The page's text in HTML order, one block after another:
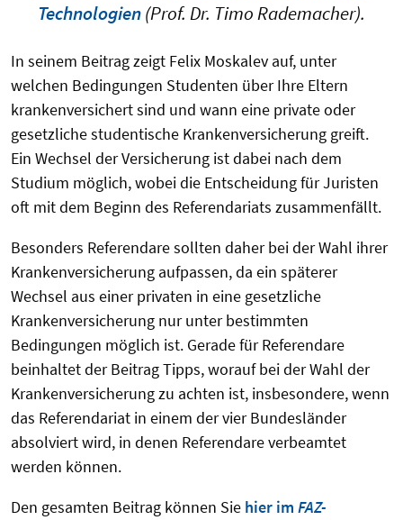
Technologien(Prof. Dr. Timo Rademacher).
In seinem Beitrag zeigt Felix Moskalev auf, unter
welchen Bedingungen Studenten über Ihre Eltern
krankenversichert sind und wann eine private oder
gesetzliche studentische Krankenversicherung greift.
Ein Wechsel der Versicherung ist dabei nach dem
Studium möglich, wobei die Entscheidung für Juristen
oft mit dem Beginn des Referendariats zusammenfällt.
Besonders Referendare sollten daher bei der Wahl ihrer
Krankenversicherung aufpassen, da ein späterer
Wechsel aus einer privaten in eine gesetzliche
Krankenversicherung nur unter bestimmten
Bedingungen möglich ist. Gerade für Referendare
beinhaltet der Beitrag Tipps, worauf bei der Wahl der
Krankenversicherung zu achten ist, insbesondere, wenn
das Referendariat in einem der vier Bundesländer
absolviert wird, in denen Referendare verbeamtet
werden können.
Den gesamten Beitrag können Sie hier im FAZ-